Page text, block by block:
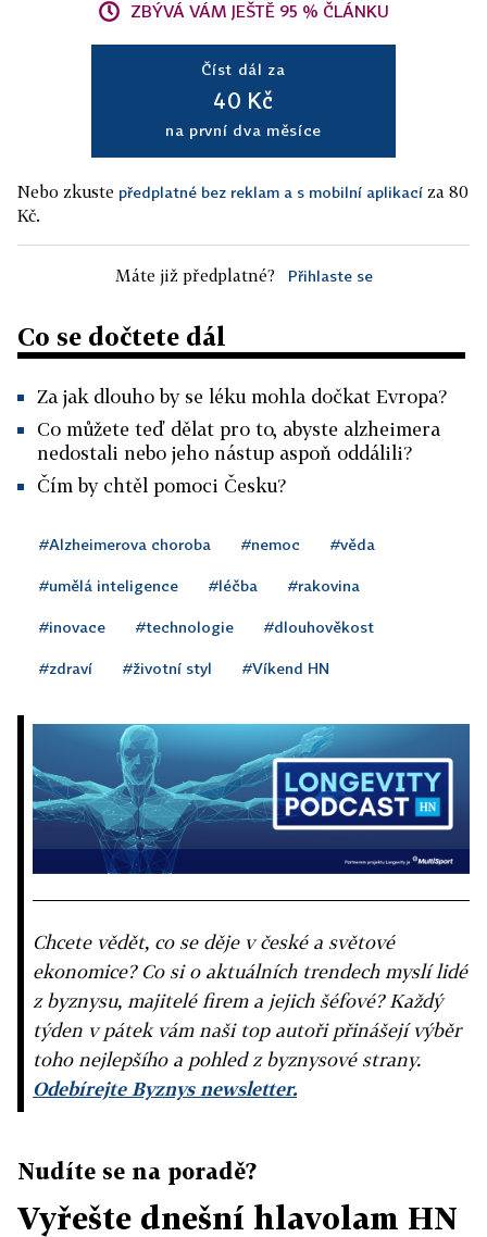
ZBÝVÁ VÁM JEŠTĚ 95 % ČLÁNKU
Číst dál za
40 Kč
na první dva měsíce
Nebo zkuste předplatné bez reklam a s mobilní aplikací za 80
Kč.
Máte již předplatné? Přihlaste se
Co se dočtete dál
Za jak dlouho by se léku mohla dočkat Evropa?
Co můžete teď dělat pro to, abyste alzheimera
nedostali nebo jeho nástup aspoň oddálili?
Čím by chtěl pomoci Česku?
#Alzheimerova choroba #nemoc #věda
#umělá inteligence #léčba #rakovina
#inovace #technologie #dlouhověkost
#zdraví #životní styl #Víkend HN
Chcete vědět, co se děje v české a světové
ekonomice? Co si o aktuálních trendech myslí lidé
z byznysu, majitelé firem a jejich šéfové? Každý
týden v pátek vám naši top autoři přinášejí výběr
toho nejlepšího a pohled z byznysové strany.
Odebírejte Byznys newsletter.
Nudíte se na poradě?
Vyřešte dnešní hlavolam HN